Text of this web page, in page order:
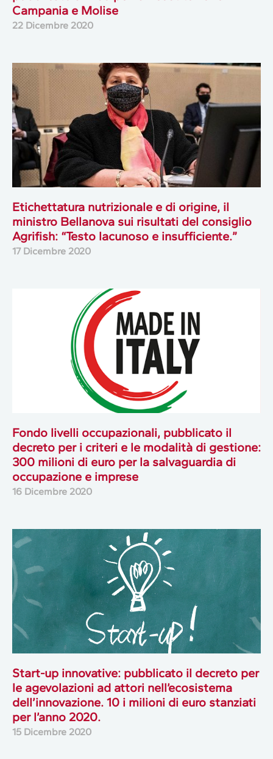
Campania e Molise
22 Dicembre 2020
Etichettatura nutrizionale e di origine, il
ministro Bellanova sui risultati del consiglio
Agrifish: “Testo lacunoso e insufficiente.”
17 Dicembre 2020
Fondo livelli occupazionali, pubblicato il
decreto per i criteri e le modalità di gestione:
300 milioni di euro per la salvaguardia di
occupazione e imprese
16 Dicembre 2020
Start-up innovative: pubblicato il decreto per
le agevolazioni ad attori nell’ecosistema
dell’innovazione. 10 i milioni di euro stanziati
per l’anno 2020.
15 Dicembre 2020